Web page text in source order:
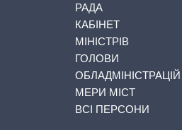
РАДА
КАБІНЕТ
МІНІСТРІВ
ГОЛОВИ
ОБЛАДМІНІСТРАЦІЙ
МЕРИ МІСТ
ВСІ ПЕРСОНИ